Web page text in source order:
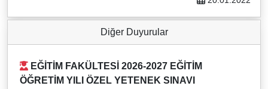
Diğer Duyurular
ÖĞRETİM YILI ÖZEL YETENEK SINAVI